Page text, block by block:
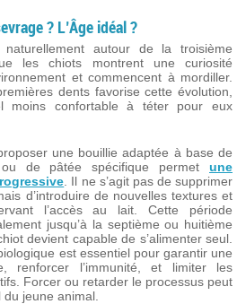
? L’Âge idéal ?
autour de la troisième
les chiots montrent une curiosité
et commencent à mordiller.
dents favorise cette évolution,
moins confortable à téter pour eux
une bouillie adaptée à base de
ou de pâtée spécifique permet une
. Il ne s’agit pas de supprimer
d’introduire de nouvelles textures et
l’accès au lait. Cette période
jusqu’à la septième ou huitième
devient capable de s’alimenter seul.
est essentiel pour garantir une
renforcer l’immunité, et limiter les
Forcer ou retarder le processus peut
jeune animal.